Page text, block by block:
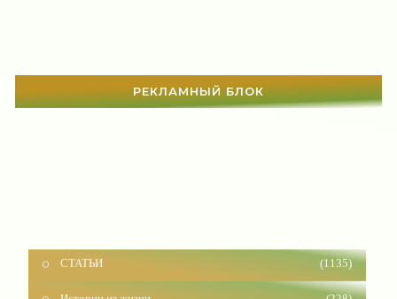
РЕКЛАМНЫЙ БЛОК
СТАТЬИ (1135)
Истории из жизни (228)